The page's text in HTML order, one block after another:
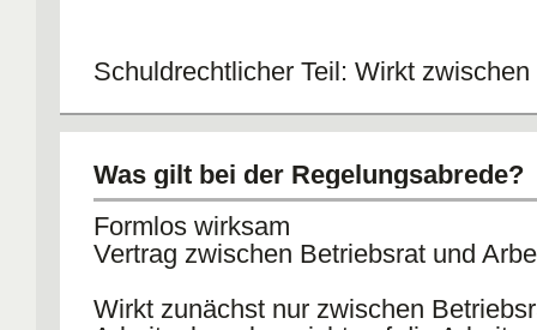
Schuldrechtlicher Teil: Wirkt
Normativer Teil: Wirkt wie ein Gesetz
BR = Betriebsrat
AG = Arbeitgeber
AN = Arbeitnehmer
BV = Betriebsvereinigung
Was gilt bei der Regelungsabrede?
Formlos wirksam
Vertrag zwischen Betriebsrat und
Wirkt zunächst nur zwischen